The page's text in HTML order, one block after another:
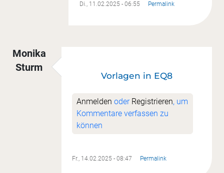
Di., 11.02.2025 - 06:55 Permalink
Monika
Sturm
Vorlagen in EQ8
Anmelden oder Registrieren, um
Kommentare verfassen zu
können
Fr., 14.02.2025 - 08:47 Permalink